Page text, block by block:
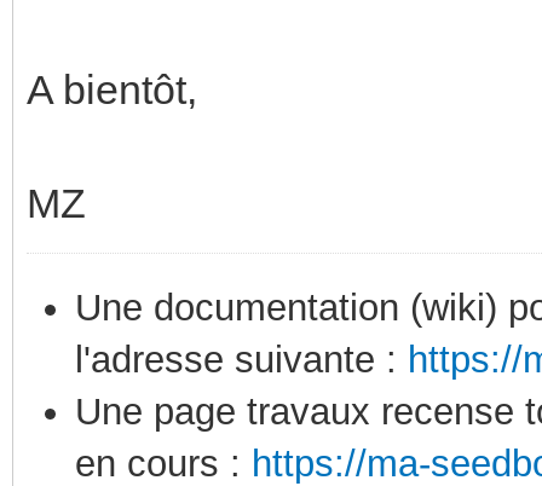
A bientôt,
MZ
Une documentation (wiki)
l'adresse suivante : https://
Une page travaux recense
en cours : https://ma-